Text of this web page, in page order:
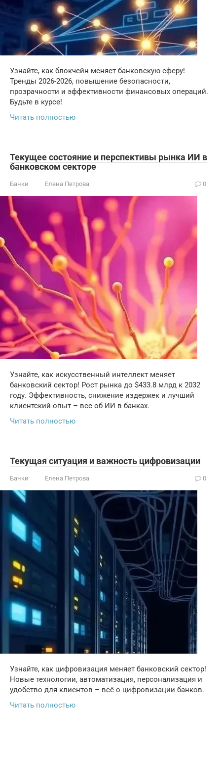
Узнайте, как блокчейн меняет банковскую сферу!
Тренды 2026-2026, повышение безопасности,
прозрачности и эффективности финансовых операций.
Будьте в курсе!
Читать полностью
Текущее состояние и перспективы рынка ИИ в
банковском секторе
Банки Елена Петрова 0
Узнайте, как искусственный интеллект меняет
банковский сектор! Рост рынка до $433.8 млрд к 2032
году. Эффективность, снижение издержек и лучший
клиентский опыт – все об ИИ в банках.
Читать полностью
Текущая ситуация и важность цифровизации
Банки Елена Петрова 0
Узнайте, как цифровизация меняет банковский сектор!
Новые технологии, автоматизация, персонализация и
удобство для клиентов – всё о цифровизации банков.
Читать полностью